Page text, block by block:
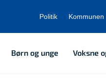
Politik Kommunen
Børn og unge Voksne